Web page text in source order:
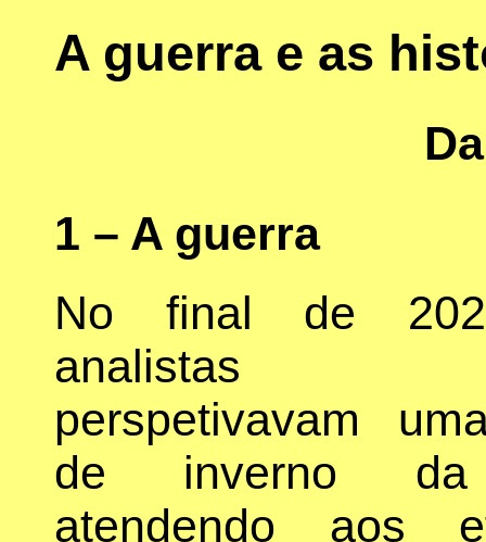
A guerra e as
1 – A guerra
No final de
analistas
perspetivavam
de inverno da
atendendo aos